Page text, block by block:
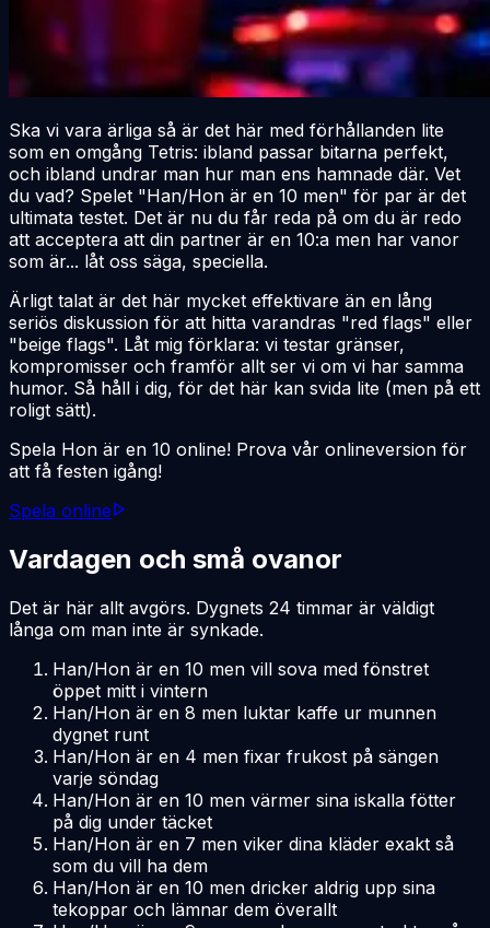
Ska vi vara ärliga så är det här med förhållanden lite
som en omgång Tetris: ibland passar bitarna perfekt,
och ibland undrar man hur man ens hamnade där. Vet
du vad? Spelet "Han/Hon är en 10 men" för par är det
ultimata testet. Det är nu du får reda på om du är redo
att acceptera att din partner är en 10:a men har vanor
som är... låt oss säga, speciella.
Ärligt talat är det här mycket effektivare än en lång
seriös diskussion för att hitta varandras "red flags" eller
"beige flags". Låt mig förklara: vi testar gränser,
kompromisser och framför allt ser vi om vi har samma
humor. Så håll i dig, för det här kan svida lite (men på ett
roligt sätt).
Spela Hon är en 10 online! Prova vår onlineversion för
att få festen igång!
Spela online
Vardagen och små ovanor
Det är här allt avgörs. Dygnets 24 timmar är väldigt
långa om man inte är synkade.
Han/Hon är en 10 men vill sova med fönstret
öppet mitt i vintern
Han/Hon är en 8 men luktar kaffe ur munnen
dygnet runt
Han/Hon är en 4 men fixar frukost på sängen
varje söndag
Han/Hon är en 10 men värmer sina iskalla fötter
på dig under täcket
Han/Hon är en 7 men viker dina kläder exakt så
som du vill ha dem
Han/Hon är en 10 men dricker aldrig upp sina
tekoppar och lämnar dem överallt